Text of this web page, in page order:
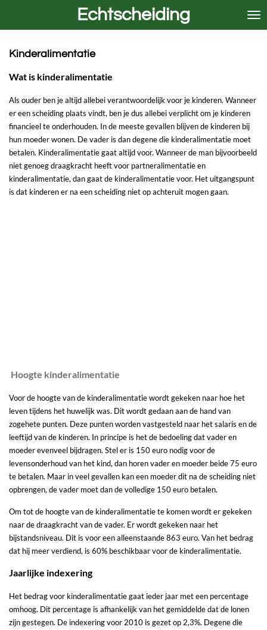
de
Echtscheiding
Kinderalimentatie
Wat is kinderalimentatie
Als ouder ben je altijd allebei verantwoordelijk voor je kinderen. Wanneer
er een scheiding plaats vindt, ben je dus allebei verplicht om je kinderen
financieel te onderhouden. In de meeste gevallen blijven de kinderen bij
hun moeder wonen. De vader is dan degene die kinderalimentatie moet
betalen. Kinderalimentatie gaat altijd voor. Wanneer de man bijvoorbeeld
niet genoeg draagkracht heeft voor partneralimentatie en
kinderalimentatie, dan gaat de kinderalimentatie voor. Het uitgangspunt
is dat kinderen er na een scheiding niet op achteruit mogen gaan.
Hoogte kinderalimentatie
Voor de hoogte van de kinderalimentatie wordt gekeken naar hoe het
leven tijdens het huwelijk was. Dit wordt gedaan aan de hand van
zogehete punten. Deze punten worden vastgesteld naar het salaris en de
leeftijd van de kinderen. In principe is het de bedoeling dat vader en
moeder evenveel bijdragen. Stel er is 150 euro nodig voor de
levensonderhoud van het kind, dan horen vader en moeder beide 75 euro
te betalen. Maar in veel gevallen kan een moeder dit na de scheiding niet
opbrengen, de vader moet dan de volledige 150 euro betalen.
Om tot de hoogte van de kinderalimentatie te komen wordt er gekeken
naar de draagkracht van de vader. Er wordt gekeken naar het
bijstandsniveau. Dit is voor een alleenstaande 863 euro. Van het bedrag
dat hij meer verdiend, is 60% beschikbaar voor de kinderalimentatie.
Jaarlijke indexering
Het bedrag voor kinderalimentatie gaat ieder jaar met een percentage
omhoog. Dit percentage is afhankelijk van het gemiddelde dat de lonen
zijn gestegen. De indexering voor 2010 is gezet op 2,3%. Degene die